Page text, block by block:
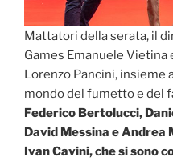
Mattatori della serata, il
Games Emanuele
Lorenzo Pancini,
mondo del fumetto e del
Federico Bertolucci,
David Messina e Andrea
Ivan Cavini,che si sono